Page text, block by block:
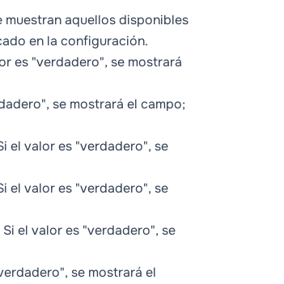
aquellos disponibles
en la configuración.
es "verdadero", se mostrará
se mostrará el campo;
el valor es "verdadero", se
el valor es "verdadero", se
el valor es "verdadero", se
se mostrará el